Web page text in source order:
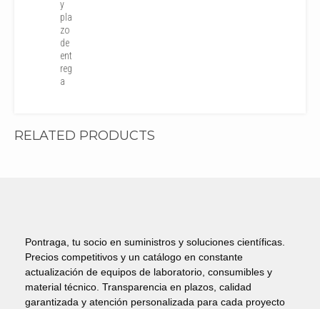
y
pla
zo
de
ent
reg
a
RELATED PRODUCTS
Pontraga, tu socio en suministros y soluciones científicas.
Precios competitivos y un catálogo en constante
actualización de equipos de laboratorio, consumibles y
material técnico. Transparencia en plazos, calidad
garantizada y atención personalizada para cada proyecto